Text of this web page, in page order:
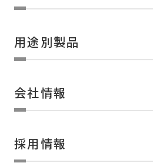
用途別製品
会社情報
採用情報